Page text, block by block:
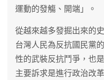
運動的發觴、開端」。
從越來越多發掘出來的
台灣人民為反抗國民黨
性的武裝反抗鬥爭，也
主要訴求是進行政治改